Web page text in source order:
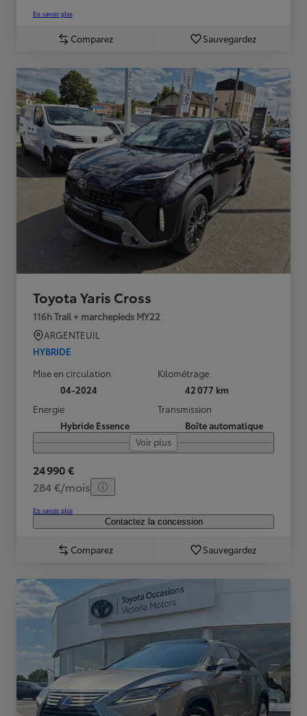
En savoir plus
Comparez Sauvegardez
Toyota Yaris Cross
116h Trail + marchepieds MY22
ARGENTEUIL
HYBRIDE
Mise en circulation
04-2024
Kilométrage
42 077 km
Energie
Hybride Essence
Transmission
Boîte automatique
Voir plus
24 990 €
284 €/mois
En savoir plus
Contactez la concession
Comparez Sauvegardez